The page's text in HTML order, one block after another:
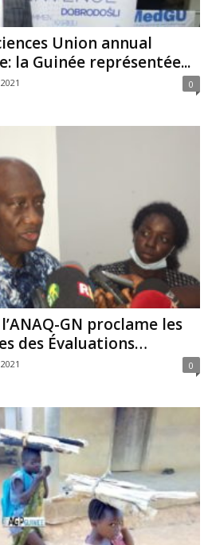
Union annual
la Guinée représentée...
0
GN proclame les
des Évaluations…
0